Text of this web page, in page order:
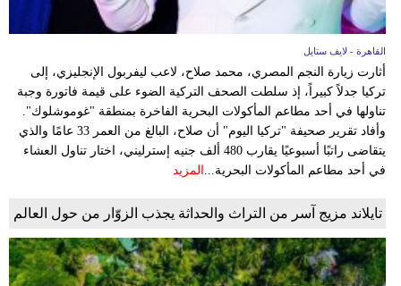
القاهرة - لايف ستايل
أثارت زيارة النجم المصري، محمد صلاح، لاعب ليفربول الإنجليزي، إلى
تركيا جدلاً كبيراً، إذ سلطت الصحف التركية الضوء على قيمة فاتورة وجبة
تناولها في أحد مطاعم المأكولات البحرية الفاخرة بمنطقة "غوموشلوك".
وأفاد تقرير صحيفة "تركيا اليوم" أن صلاح، البالغ من العمر 33 عامًا والذي
يتقاضى راتبًا أسبوعيًا يقارب 480 ألف جنيه إسترليني، اختار تناول العشاء
في أحد مطاعم المأكولات البحرية...
المزيد
تايلاند مزيج آسر من التراث والحداثة يجذب الزوّار من حول العالم